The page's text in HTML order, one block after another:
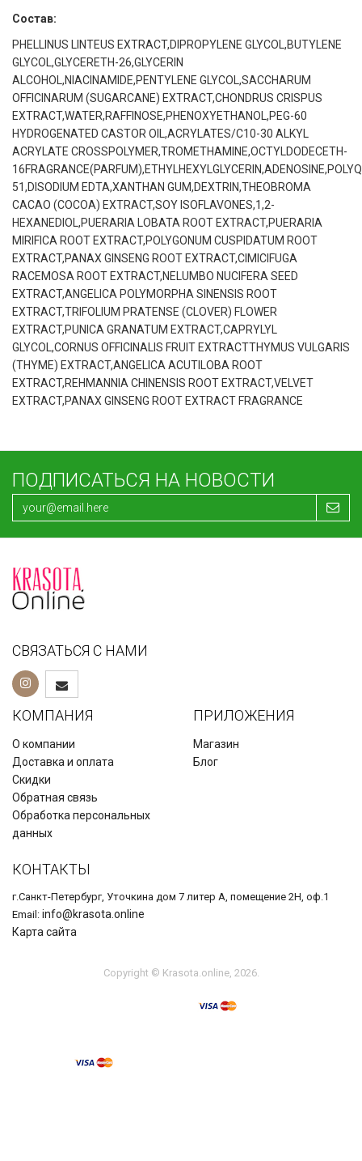
Состав:
PHELLINUS LINTEUS EXTRACT,DIPROPYLENE GLYCOL,BUTYLENE
GLYCOL,GLYCERETH-26,GLYCERIN
ALCOHOL,NIACINAMIDE,PENTYLENE GLYCOL,SACCHARUM
OFFICINARUM (SUGARCANE) EXTRACT,CHONDRUS CRISPUS
EXTRACT,WATER,RAFFINOSE,PHENOXYETHANOL,PEG-60
HYDROGENATED CASTOR OIL,ACRYLATES/C10-30 ALKYL
ACRYLATE CROSSPOLYMER,TROMETHAMINE,OCTYLDODECETH-
51,DISODIUM EDTA,XANTHAN GUM,DEXTRIN,THEOBROMA
CACAO (COCOA) EXTRACT,SOY ISOFLAVONES,1,2-
HEXANEDIOL,PUERARIA LOBATA ROOT EXTRACT,PUERARIA
MIRIFICA ROOT EXTRACT,POLYGONUM CUSPIDATUM ROOT
EXTRACT,PANAX GINSENG ROOT EXTRACT,CIMICIFUGA
RACEMOSA ROOT EXTRACT,NELUMBO NUCIFERA SEED
EXTRACT,ANGELICA POLYMORPHA SINENSIS ROOT
EXTRACT,TRIFOLIUM PRATENSE (CLOVER) FLOWER
EXTRACT,PUNICA GRANATUM EXTRACT,CAPRYLYL
GLYCOL,CORNUS OFFICINALIS FRUIT EXTRACTTHYMUS VULGARIS
(THYME) EXTRACT,ANGELICA ACUTILOBA ROOT
EXTRACT,REHMANNIA CHINENSIS ROOT EXTRACT,VELVET
EXTRACT,PANAX GINSENG ROOT EXTRACT FRAGRANCE
ПОДПИСАТЬСЯ НА НОВОСТИ
СВЯЗАТЬСЯ С НАМИ
КОМПАНИЯ
О компании
Доставка и оплата
Скидки
Обратная связь
Обработка персональных
данных
ПРИЛОЖЕНИЯ
Магазин
Блог
КОНТАКТЫ
г.Санкт-Петербург, Уточкина дом 7 литер А, помещение 2Н, оф.1
Email: info@krasota.online
Карта сайта
Copyright © Krasota.online, 2026.